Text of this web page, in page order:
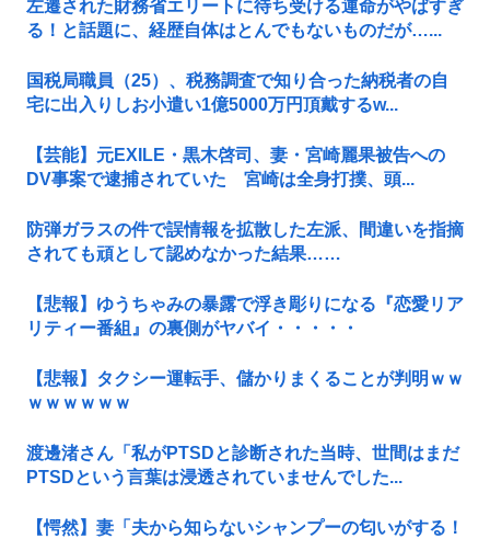
左遷された財務省エリートに待ち受ける運命がやばすぎ
る！と話題に、経歴自体はとんでもないものだが…...
国税局職員（25）、税務調査で知り合った納税者の自
宅に出入りしお小遣い1億5000万円頂戴するw...
【芸能】元EXILE・黒木啓司、妻・宮崎麗果被告への
DV事案で逮捕されていた 宮崎は全身打撲、頭...
防弾ガラスの件で誤情報を拡散した左派、間違いを指摘
されても頑として認めなかった結果……
【悲報】ゆうちゃみの暴露で浮き彫りになる『恋愛リア
リティー番組』の裏側がヤバイ・・・・・
【悲報】タクシー運転手、儲かりまくることが判明ｗｗ
ｗｗｗｗｗｗ
渡邊渚さん「私がPTSDと診断された当時、世間はまだ
PTSDという言葉は浸透されていませんでした...
【愕然】妻「夫から知らないシャンプーの匂いがする！